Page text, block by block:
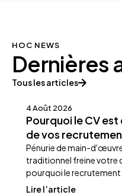
HOC NEWS
Dernières
Tous les articles
entreprises
4 Août 2026
Pourquoi le CV
de vos
Pénurie de main-
traditionnel freine votre
pourquoi le recrutement
Lire l’article